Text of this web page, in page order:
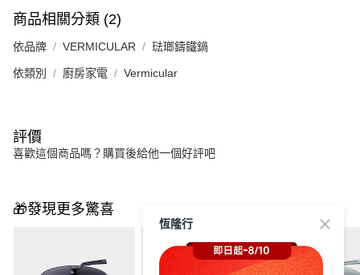
商品相關分類 (2)
依品牌 VERMICULAR 琺瑯鑄鐵鍋
依類別 廚房家電 Vermicular
評價
喜歡這個商品嗎？購買後給他一個好評吧
🎁發現更多驚喜
恆隆行